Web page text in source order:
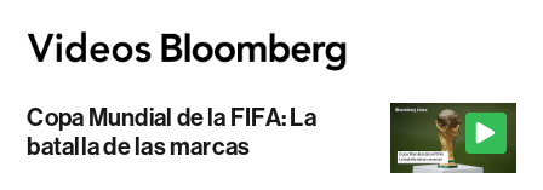
Copa Mundial de la FIFA: La
batalla de las marcas